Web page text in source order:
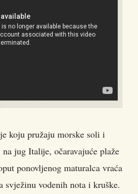
koju pružaju morske soli i
jug Italije, očaravajuće plaže
ponovljenog maturalca vraća
svježinu vodenih nota i kruške.